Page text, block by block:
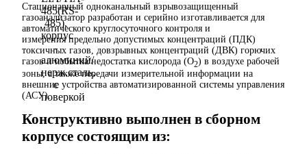
Стационарный одноканальный взрывозащищенный
газоанализатор разработан и серийно изготавливается для
автоматического круглосуточного контроля и
измерения предельно допустимых концентраций (ПДК)
токсичных газов, довзрывных концентраций (ДВК) горючих
газов и избытка/недостатка кислорода (O2) в воздухе рабочей
зоны, а также передачи измерительной информации на
внешние устройства автоматизированной системы управления
(АСУ).
Конструктивно выполнен в сборном
корпусе состоящим из: